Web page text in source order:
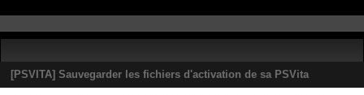
[PSVITA] Sauvegarder les fichiers d'activation de sa PSVita